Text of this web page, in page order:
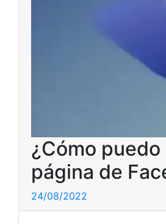
¿Cómo
página de
24/08/2022